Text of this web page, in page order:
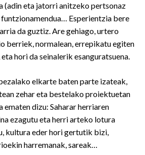
(adin eta jatorri anitzeko pertsonaz
Esperientzia bere
da guztiz. Are gehiago, urtero
berriek, normalean, errepikatu egiten
hori da seinalerik esanguratsuena.
elkarte baten parte izateak,
zehar eta bestelako proiektuetan
dizu: Saharar herriaren
ezagutu eta herri arteko lotura
kultura eder hori gertutik bizi,
harremanak, sareak…